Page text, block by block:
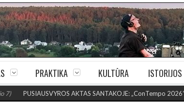
PRAKTIKA KULTŪRA ISTORIJOS
AKTAS SANTAKOJE: „ConTempo 2026“ uždarys